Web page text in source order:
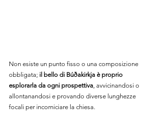
Non esiste un punto fisso o una composizione
obbligata; il bello di Búðakirkja è proprio
esplorarla da ogni prospettiva , avvicinandosi o
allontanandosi e provando diverse lunghezze
focali per incorniciare la chiesa.